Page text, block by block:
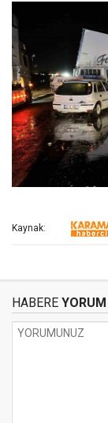
Kaynak:
HABERE